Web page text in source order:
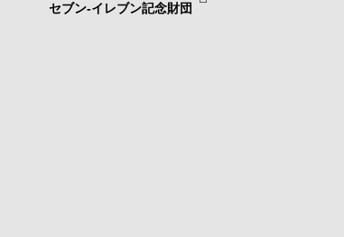
セブン-イレブン記念財団